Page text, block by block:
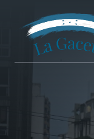
contenido